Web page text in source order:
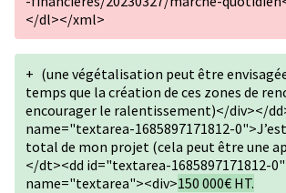
</dl></xml>
+ (une végétalisation peut être
temps que la création de ces zones de
encourager le ralentissement)</div></
name="textarea-1685897171812-
total de mon projet (cela peut être une
</dt><dd id="textarea-1685897171812-0"
name="textarea"><div>150 000€ HT.